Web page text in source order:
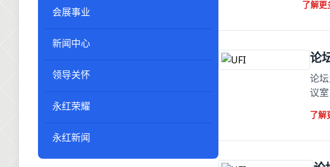
会展事业
新闻中心
领导关怀
永红荣耀
永红新闻
了解更
论
论
议室
了解